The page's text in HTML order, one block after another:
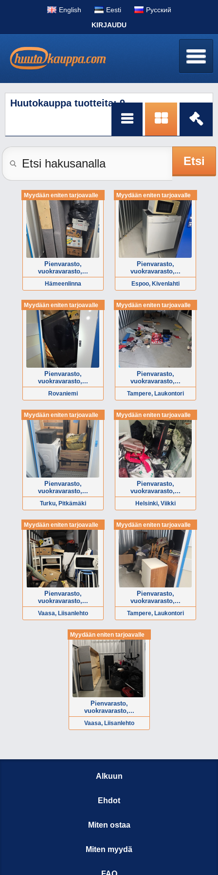
English Eesti
Pусский
Huutokauppa tuotteita: 9
Etsi
Myydään eniten tarjoavalle
Pienvarasto,
vuokravarasto,...
Hämeenlinna
Myydään eniten tarjoavalle
Pienvarasto,
vuokravarasto,...
Espoo, Kivenlahti
Myydään eniten tarjoavalle
Pienvarasto,
vuokravarasto,...
Rovaniemi
Myydään eniten tarjoavalle
Pienvarasto,
vuokravarasto,...
Tampere, Laukontori
Myydään eniten tarjoavalle
Pienvarasto,
vuokravarasto,...
Turku, Pitkämäki
Myydään eniten tarjoavalle
Pienvarasto,
vuokravarasto,...
Helsinki, Viikki
Myydään eniten tarjoavalle
Pienvarasto,
vuokravarasto,...
Vaasa, Liisanlehto
Myydään eniten tarjoavalle
Pienvarasto,
vuokravarasto,...
Tampere, Laukontori
Myydään eniten tarjoavalle
Pienvarasto,
vuokravarasto,...
Vaasa, Liisanlehto
Alkuun
Ehdot
Miten ostaa
Miten myydä